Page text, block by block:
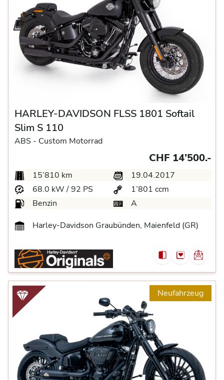
HARLEY-DAVIDSON FLSS 1801 Softail
Slim S 110
ABS - Custom Motorrad
CHF 14’500.-
15’810 km
19.04.2017
68.0 kW / 92 PS
1’801 ccm
Benzin
A
Harley-Davidson Graubünden, Maienfeld (GR)
Neufahrzeug